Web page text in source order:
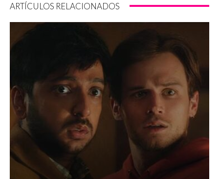
ARTÍCULOS RELACIONADOS